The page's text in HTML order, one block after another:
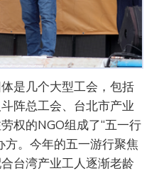
是几个大型工会，包括
阵总工会、台北市产业
权的NGO组成了“五一行
方。今年的五一游行聚焦
台湾产业工人逐渐老龄